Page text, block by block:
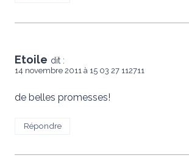
Etoile dit :
14 novembre 2011 à 15 03 27 112711
de belles promesses!
Répondre